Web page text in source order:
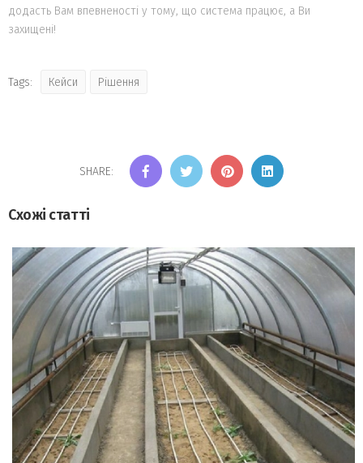
додасть Вам впевненості у тому, що система працює, а Ви
захищені!
Tags: Кейси Рішення
SHARE:
Схожі статті